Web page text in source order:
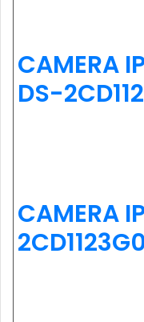
CAMERA
DS-
CAMERA